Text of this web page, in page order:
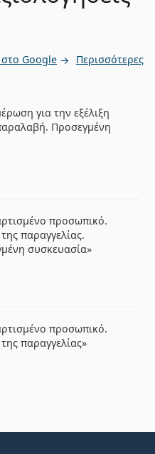
στο Google Περισσότερες
για την εξέλιξη
Προσεγμένη
προσωπικό.
παραγγελίας.
συσκευασία
προσωπικό.
παραγγελίας